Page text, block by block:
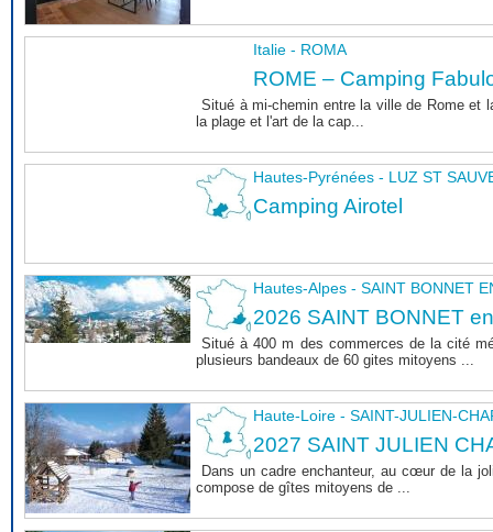
Italie - ROMA
ROME – Camping
Situé à mi-chemin entre la ville de Rome et
la plage et l'art de la cap...
Hautes-Pyrénées - LUZ ST
Camping Airotel
Hautes-Alpes - SAINT BONNET
2026 SAINT BONNET
Situé à 400 m des commerces de la cité
plusieurs bandeaux de 60 gites mitoyens ...
Haute-Loire - SAINT-JULIEN-
2027 SAINT JULIEN
Dans un cadre enchanteur, au cœur de la
compose de gîtes mitoyens de ...